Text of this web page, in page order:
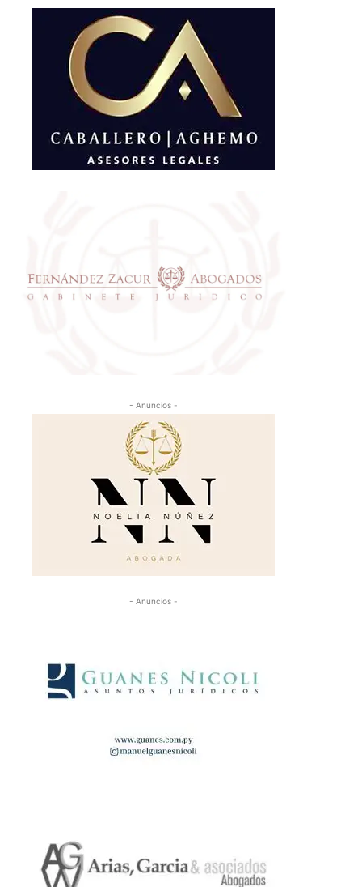
- Anuncios -
- Anuncios -